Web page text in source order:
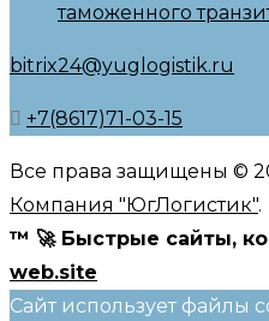
таможенного
bitrix24@yuglogistik.ru
+7(8617)71-03-15
Все права защищены ©
Компания "ЮгЛогистик".
™ 🚀 Быстрые сайты,
web.site
Сайт использует файлы